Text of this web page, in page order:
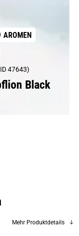
AROMEN
47643)
Black
Mehr Produktdetails